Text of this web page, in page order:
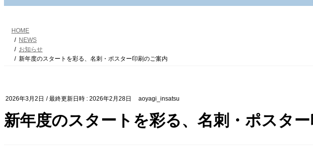
キ
に
HOME
NEWS
お知らせ
新年度のスタートを彩る、名刺・ポスター印刷のご案内
2026年3月2日 / 最終更新日時 : 2026年2月28日 aoyagi_insatsu
新年度のスタートを彩る、名刺・ポスタ